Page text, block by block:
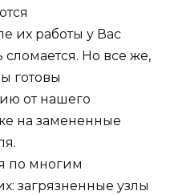
их работы у Вас
Но все же,
готовы
от нашего
на замененные
по многим
загрязненные узлы